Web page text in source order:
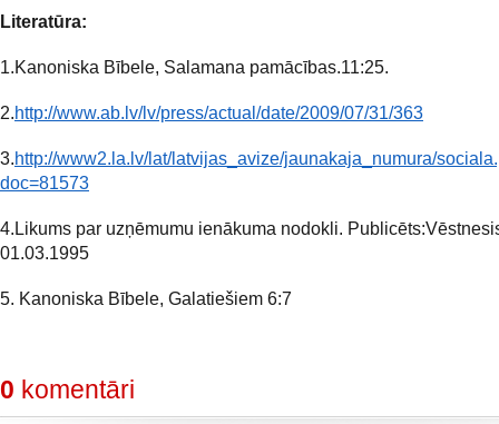
Literatūra:
1.Kanoniska Bībele, Salamana pamācības.11:25.
2.http://www.ab.lv/lv/press/actual/date/2009/07/31/363
3.http://www2.la.lv/lat/latvijas_avize/jaunakaja_numura/
doc=81573
4.Likums par uzņēmumu ienākuma nodokli.
01.03.1995
5. Kanoniska Bībele, Galatiešiem 6:7
0 komentāri